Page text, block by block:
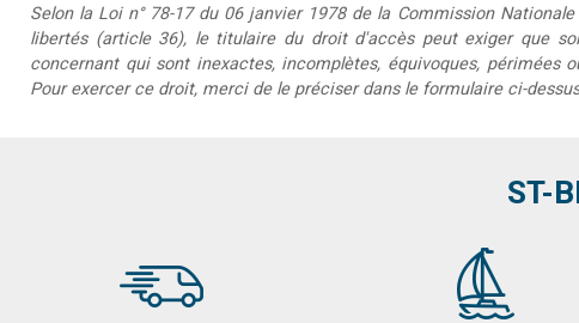
Selon la Loi n° 78-17 du 06 janvier 1978 de la Commission
libertés (article 36), le titulaire du droit d'accès peut exiger que
concernant qui sont inexactes, incomplètes, équivoques,
Pour exercer ce droit, merci de le préciser dans le formulaire ci-
ST-